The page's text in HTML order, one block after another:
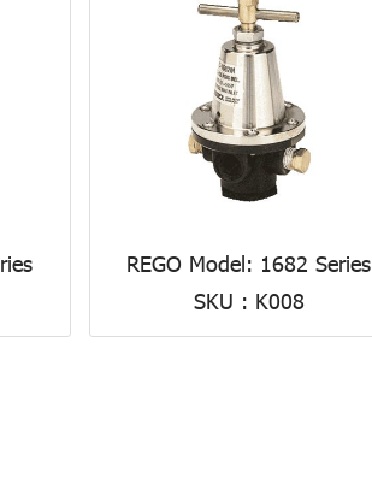
REGO Model: 1682 Series
SKU : K008